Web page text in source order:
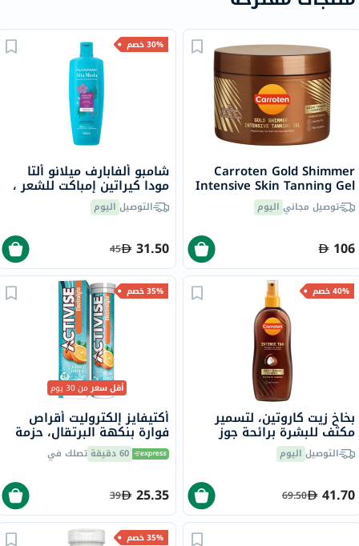
Carroten Gold Shimmer
Intensive Skin Tanning Gel
150mlتوصيل مجاني اليوم
106
30% خصم
شامبو ألفابارف ميلانو ألتا
مودا كيراتين إمباكت للشعر ،
300 ملالتوصيل اليوم
31.50
45
40% خصم
بخاخ زيت كاروتين، لتسمير
مكثف للبشرة برائحة جوز
الهند، 200 مل
التوصيل اليوم
41.70
69.50
35% خصم
أقل سعرمن 30 يوم
أكتيفايز إلكتروليت أقراص
فوارة بنكهة البرتقال، حزمة
من 20 60 دقيقة تصلك في
25.35
39
35% خصم